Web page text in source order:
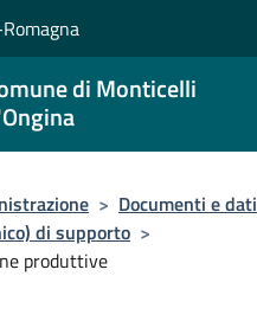
di Monticelli
> Documenti e dati
di supporto >
produttive